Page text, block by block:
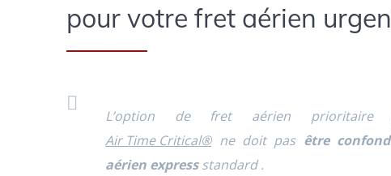
pour votre fret aérien
L’option de fret aérien prioritaire
Air Time Critical®ne doit pas être
aérien expressstandard .